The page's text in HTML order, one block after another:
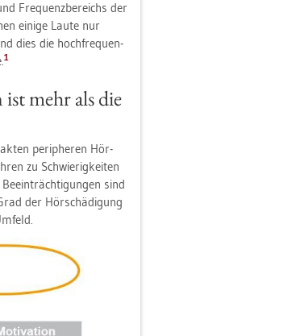
Fre­quenz­be­reichs der
ei­ni­ge Laute nur
dies die hoch­fre­quen­
1
mehr als die
pe­ri­phe­ren Hör­
zu Schwie­rig­kei­ten
sind
der Hör­schä­di­gung